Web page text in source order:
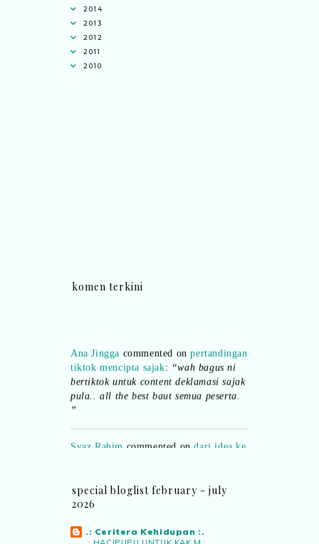
2014
2013
2012
2011
2010
komen terkini
tiktok mencipta sajak:“wah bagus ni
bertiktok untuk content deklamasi sajak
pula.. all the best baut semua peserta.
”
realiti mencipta permainan:“Selain
dan teknologi digital terbaik!”
Syaz Rahimcommented on
special bloglist february - july
2026
.: Ceritera Kehidupan :.